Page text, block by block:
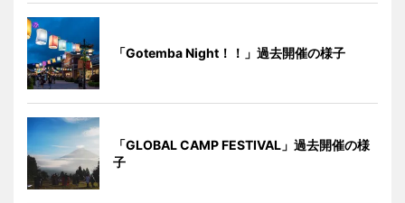
「Gotemba Night！！」過去開催の様子
「GLOBAL CAMP FESTIVAL」過去開催の様
子